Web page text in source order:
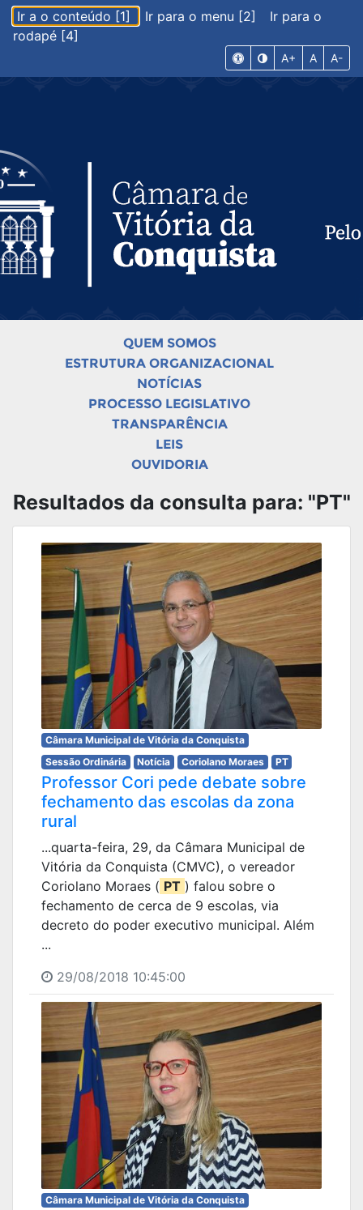
Ir a o conteúdo [1] Ir para o menu [2]
Ir para o
rodapé [4]
A+ A A-
QUEM SOMOS
ESTRUTURA ORGANIZACIONAL
NOTÍCIAS
PROCESSO LEGISLATIVO
TRANSPARÊNCIA
LEIS
OUVIDORIA
Resultados da consulta para: "PT"
Câmara Municipal de Vitória da Conquista
Sessão Ordinária
Notícia Coriolano Moraes PT
Professor Cori pede debate sobre
fechamento das escolas da zona
rural
...quarta-feira, 29, da Câmara Municipal de
Vitória da Conquista (CMVC), o vereador
Coriolano Moraes ( PT ) falou sobre o
fechamento de cerca de 9 escolas, via
decreto do poder executivo municipal. Além
...
29/08/2018 10:45:00
Câmara Municipal de Vitória da Conquista